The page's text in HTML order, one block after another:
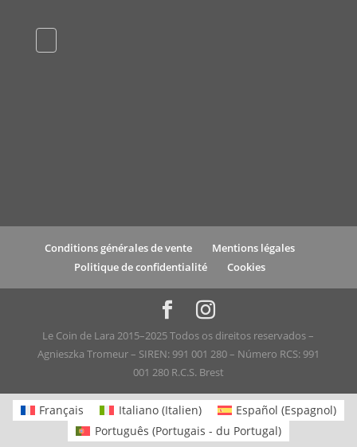
Conditions générales de vente
Mentions légales
Politique de confidentialité
Cookies
Le Coin de Lara 2015–2025 Todos os direitos reservados –
Agnieszka Tromeur – SIREN: 991 001 280 – Número RCS: 991
001 280 R.C.S. Brest
Français Italiano(Italien) Español (Espagnol)
Português (Portugais - du Portugal)